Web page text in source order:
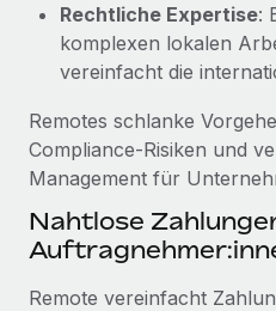
Wie Phiture 55
mit Remote verwaltet
Phiture ist der unumstrittene
Mehr erfahren
Rechtliche Expertise:
komplexen lokalen
vereinfacht die
Remotes schlanke
Compliance-Risiken und
Management für
Nahtlose
Remote vereinfacht